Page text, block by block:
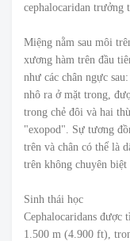
cephalocaridan
Miệng nằm sau môi
xương hàm trên đầu
như các chân ngực
nhô ra ở mặt trong,
trong chẻ đôi và hai
"exopod". Sự tương
trên và chân có thể là
trên không chuyên
Sinh thái học
Cephalocaridans được
1.500 m (4.900 ft),